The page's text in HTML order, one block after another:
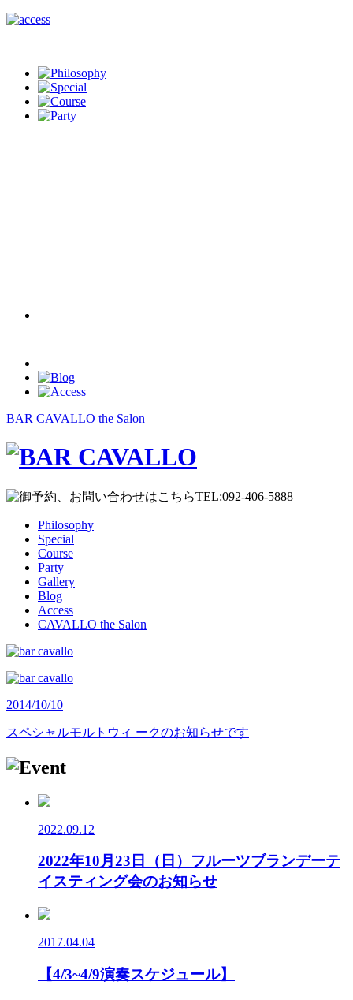
BAR CAVALLO the Salon
Philosophy
Special
Course
Party
Gallery
Blog
Access
CAVALLO the Salon
2014/10/10
スペシャルモルトウィ ークのお知らせです
2022.09.12
2022年10月23日（日）フルーツブランデーテ
イスティング会のお知らせ
2017.04.04
【4/3~4/9演奏スケジュール】